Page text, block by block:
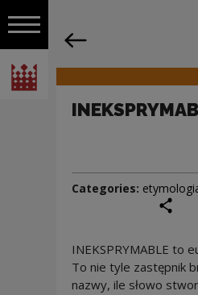
Open navigation
National Centre for Culture Poland
Navigation
Categories:
INEKSPRYMABLE to
To nie tyle zastępnik
nazwy, ile słowo